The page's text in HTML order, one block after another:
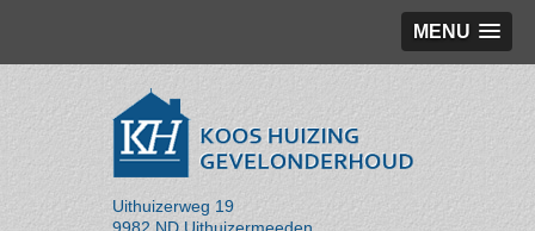
MENU
Uithuizerweg 19